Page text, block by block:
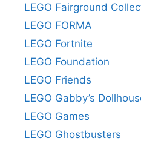
LEGO Fairground
LEGO FORMA
LEGO Fortnite
LEGO Foundation
LEGO Friends
LEGO Gabby’s
LEGO Games
LEGO Ghostbusters